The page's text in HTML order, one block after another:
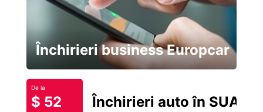
Închirieri business Europcar
De la
$ 52 Închirieri auto în SUA